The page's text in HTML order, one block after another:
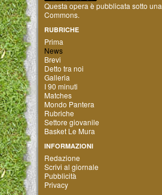
Questa opera è pubblicata sotto una
Commons.
RUBRICHE
Prima
News
Brevi
Detto tra noi
Galleria
I 90 minuti
Matches
Mondo Pantera
Rubriche
Settore giovanile
Basket Le Mura
INFORMAZIONI
Redazione
Scrivi al giornale
Pubblicità
Privacy